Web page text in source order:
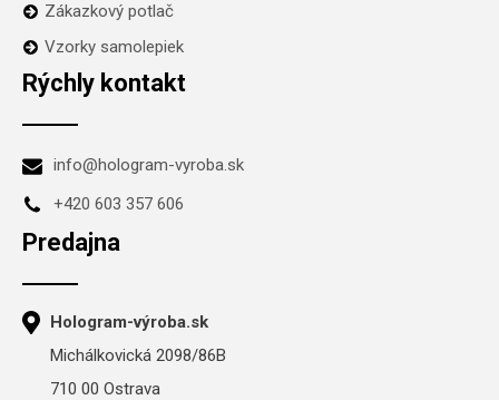
Zákazkový potlač
Vzorky samolepiek
Rýchly kontakt
info@hologram-vyroba.sk
+420 603 357 606
Predajna
Hologram-výroba.sk
Michálkovická 2098/86B
710 00 Ostrava